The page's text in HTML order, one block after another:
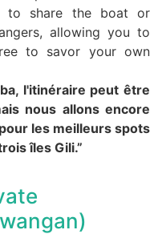
to share the boat or
allowing you to
to savor your own
l'itinéraire peut être
nous allons encore
les meilleurs spots
îles Gili.”